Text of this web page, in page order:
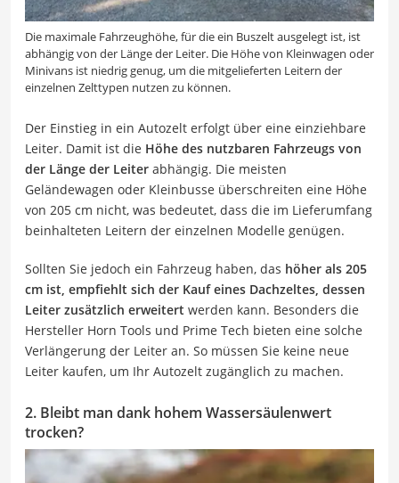
Die maximale Fahrzeughöhe, für die ein Buszelt ausgelegt ist, ist
abhängig von der Länge der Leiter. Die Höhe von Kleinwagen oder
Minivans ist niedrig genug, um die mitgelieferten Leitern der
einzelnen Zelttypen nutzen zu können.
Der Einstieg in ein Autozelt erfolgt über eine einziehbare
Leiter. Damit ist die Höhe des nutzbaren Fahrzeugs von
der Länge der Leiter abhängig. Die meisten
Geländewagen oder Kleinbusse überschreiten eine Höhe
von 205 cm nicht, was bedeutet, dass die im Lieferumfang
beinhalteten Leitern der einzelnen Modelle genügen.
Sollten Sie jedoch ein Fahrzeug haben, das höher als 205
cm ist, empfiehlt sich der Kauf eines Dachzeltes, dessen
Leiter zusätzlich erweitert werden kann. Besonders die
Hersteller Horn Tools und Prime Tech bieten eine solche
Verlängerung der Leiter an. So müssen Sie keine neue
Leiter kaufen, um Ihr Autozelt zugänglich zu machen.
2. Bleibt man dank hohem Wassersäulenwert
trocken?